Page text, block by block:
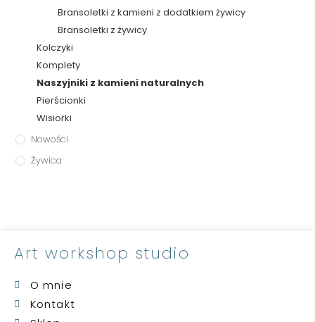
Bransoletki z kamieni z dodatkiem żywicy
Bransoletki z żywicy
Kolczyki
Komplety
Naszyjniki z kamieni naturalnych
Pierścionki
Wisiorki
Nowości
Żywica
Art workshop studio
O mnie
Kontakt